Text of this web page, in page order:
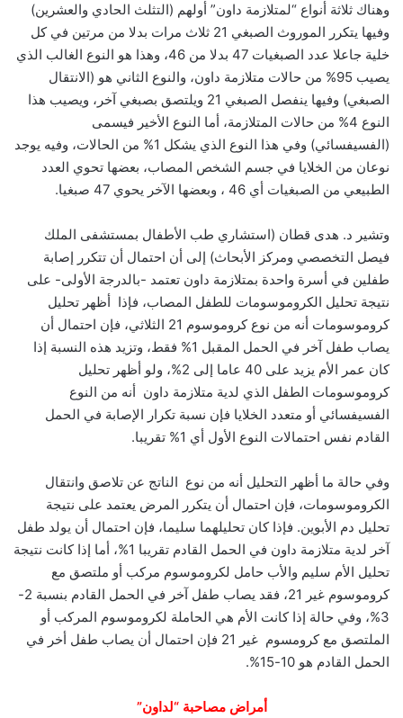
وهناك ثلاثة أنواع “لمتلازمة داون” أولهم (التثلث الحادي والعشرين)
وفيها يتكرر الموروث الصبغي 21 ثلاث مرات بدلا من مرتين في كل
خلية جاعلا عدد الصبغيات 47 بدلا من 46، وهذا هو النوع الغالب الذي
يصيب 95% من حالات متلازمة داون، والنوع الثاني هو (الانتقال
الصبغي) وفيها ينفصل الصبغي 21 ويلتصق بصبغي آخر، ويصيب هذا
النوع 4% من حالات المتلازمة، أما النوع الأخير فيسمى
(الفسيفسائي) وفي هذا النوع الذي يشكل 1% من الحالات، وفيه يوجد
نوعان من الخلايا في جسم الشخص المصاب، بعضها تحوي العدد
الطبيعي من الصبغيات أي 46 ، وبعضها الآخر يحوي 47 صبغيا.
وتشير د. هدى قطان (استشاري طب الأطفال بمستشفى الملك
فيصل التخصصي ومركز الأبحاث) إلى أن احتمال أن تتكرر إصابة
طفلين في أسرة واحدة بمتلازمة داون تعتمد -بالدرجة الأولى- على
نتيجة تحليل الكروموسومات للطفل المصاب، فإذا أظهر تحليل
كروموسومات أنه من نوع كروموسوم 21 الثلاثي، فإن احتمال أن
يصاب طفل آخر في الحمل المقبل 1% فقط، وتزيد هذه النسبة إذا
كان عمر الأم يزيد على 40 عاما إلى 2%، ولو أظهر تحليل
كروموسومات الطفل الذي لدية متلازمة داون أنه من النوع
الفسيفسائي أو متعدد الخلايا فإن نسبة تكرار الإصابة في الحمل
القادم نفس احتمالات النوع الأول أي 1% تقريبا.
وفي حالة ما أظهر التحليل أنه من نوع الناتج عن تلاصق وانتقال
الكروموسومات، فإن احتمال أن يتكرر المرض يعتمد على نتيجة
تحليل دم الأبوين. فإذا كان تحليلهما سليما، فإن احتمال أن يولد طفل
آخر لدية متلازمة داون في الحمل القادم تقريبا 1%، أما إذا كانت نتيجة
تحليل الأم سليم والأب حامل لكروموسوم مركب أو ملتصق مع
كروموسوم غير 21، فقد يصاب طفل آخر في الحمل القادم بنسبة 2-
3%، وفي حالة إذا كانت الأم هي الحاملة لكروموسوم المركب أو
الملتصق مع كرومسوم غير 21 فإن احتمال أن يصاب طفل أخر في
الحمل القادم هو 10-15%.
أمراض مصاحبة “لداون”